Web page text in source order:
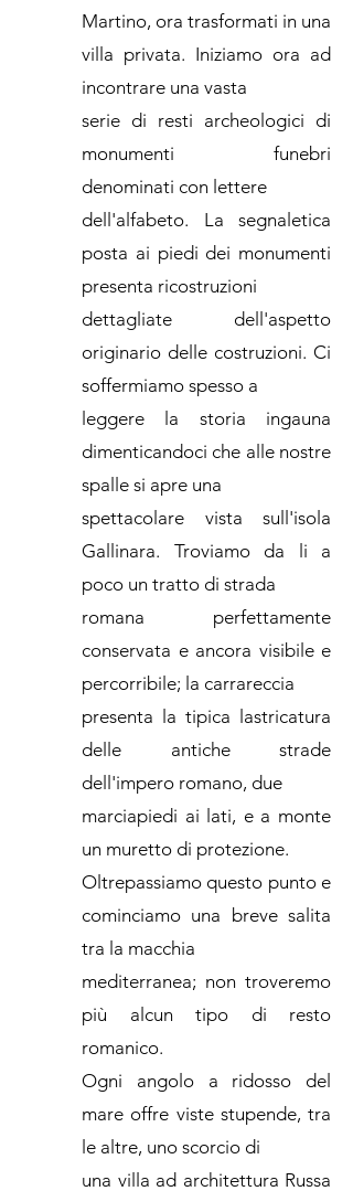
Martino, ora trasformati in una
villa privata. Iniziamo ora ad
incontrare una vasta
serie di resti archeologici di
monumenti funebri
denominati con lettere
dell'alfabeto. La segnaletica
posta ai piedi dei monumenti
presenta ricostruzioni
dettagliate dell'aspetto
originario delle costruzioni. Ci
soffermiamo spesso a
leggere la storia ingauna
dimenticandoci che alle nostre
spalle si apre una
spettacolare vista sull'isola
Gallinara. Troviamo da li a
poco un tratto di strada
romana perfettamente
conservata e ancora visibile e
percorribile; la carrareccia
presenta la tipica lastricatura
delle antiche strade
dell'impero romano, due
marciapiedi ai lati, e a monte
un muretto di protezione.
Oltrepassiamo questo punto e
cominciamo una breve salita
tra la macchia
mediterranea; non troveremo
più alcun tipo di resto
romanico.
Ogni angolo a ridosso del
mare offre viste stupende, tra
le altre, uno scorcio di
una villa ad architettura Russa